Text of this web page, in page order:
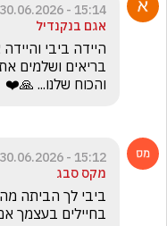
15:14 - 30.06.2026
אגם בנקנדיל
והכוח שלנו... 🙏❤️
15:12 - 30.06.2026
מקס סבג